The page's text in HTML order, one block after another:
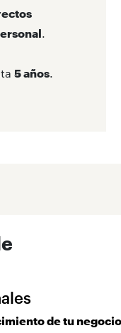
.
5 años.
de tu negocio